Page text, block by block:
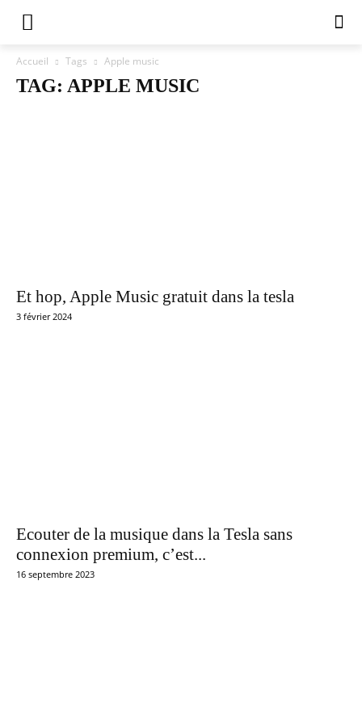
Accueil Tags Apple music
TAG: APPLE MUSIC
Et hop, Apple Music gratuit dans la tesla
3 février 2024
Ecouter de la musique dans la Tesla sans
connexion premium, c’est...
16 septembre 2023